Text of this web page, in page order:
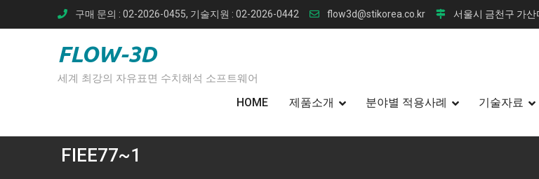
to
구매 문의 : 02-2026-0455, 기술지원 : 02-2026-0442 flow3d@stikorea.co.kr 서울시 금천구 가
FLOW-3D
세계 최강의 자유표면 수치해석 소프트웨어
HOME 제품소개 분야별 적용사례 기술자료
FIEE77~1